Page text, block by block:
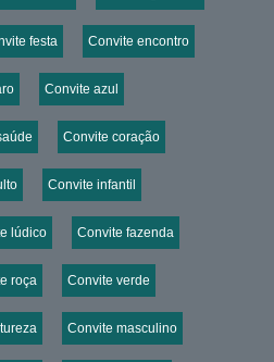
festa Convite encontro
Convite azul
Convite coração
Convite infantil
lúdico Convite fazenda
roça Convite verde
Convite masculino